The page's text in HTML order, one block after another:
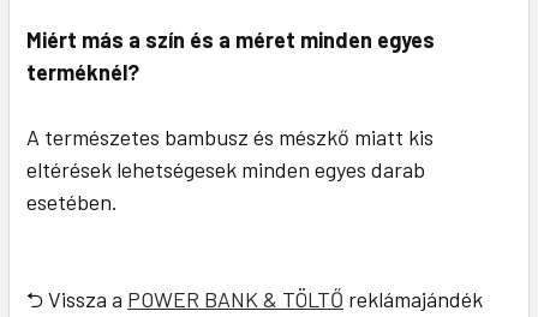
Miért más a szín és a méret minden egyes
terméknél?
A természetes bambusz és mészkő miatt kis
eltérések lehetségesek minden egyes darab
esetében.
⮌ Vissza a POWER BANK & TÖLTŐ reklámajándék